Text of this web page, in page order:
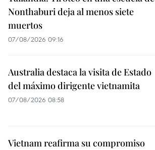
Nonthaburi deja al menos siete
muertos
07/08/2026 09:16
Australia destaca la visita de Estado
del máximo dirigente vietnamita
07/08/2026 08:58
Vietnam reafirma su compromiso